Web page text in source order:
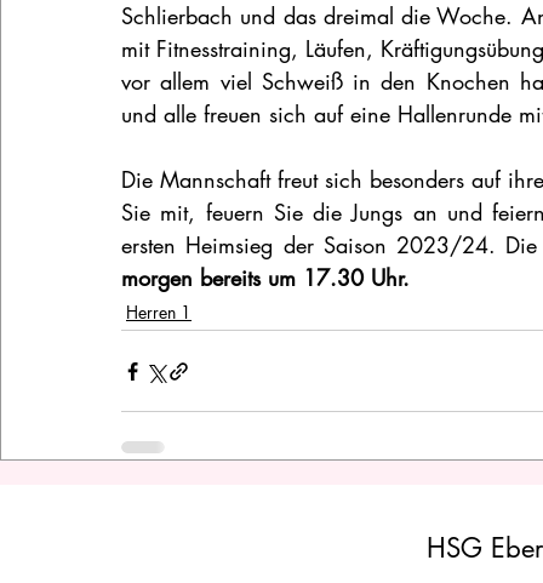
Schlierbach und das dreimal die Woche.
mit Fitnesstraining, Läufen,
vor allem viel Schweiß in den Knochen
und alle freuen sich auf eine Hallenrunde
Die Mannschaft freut sich besonders auf
Sie mit, feuern Sie die Jungs an und
ersten Heimsieg der Saison 2023/24.
morgen bereits um 17.30 Uhr.
Herren 1
HSG